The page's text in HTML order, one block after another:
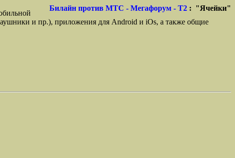
Билайн против МТС - Мегафорум - T2 : "Ячейки"
и пр.), приложения для Android и iOs, а также общие